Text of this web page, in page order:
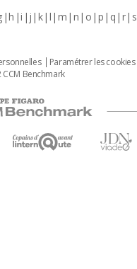
h i j k l m n o p q r s
Paramétrer les cookies
Benchmark